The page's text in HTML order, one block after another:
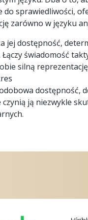
do sprawiedliwości,
zarówno w języku
jej dostępność,
świadomość
silną
dostępność,
ją niezwykle